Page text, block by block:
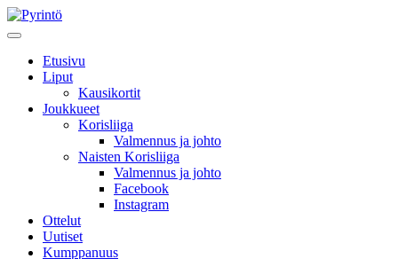
Etusivu
Liput
Kausikortit
Joukkueet
Korisliiga
Valmennus ja johto
Naisten Korisliiga
Valmennus ja johto
Facebook
Instagram
Ottelut
Uutiset
Kumppanuus